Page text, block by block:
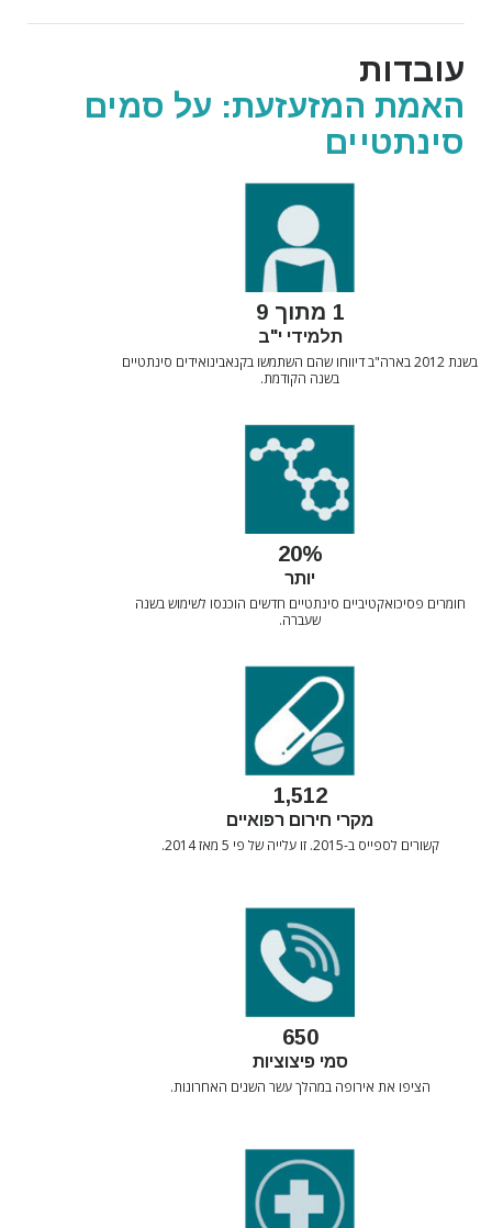
עובדות
האמת המזעזעת: על סמים
סינתטיים
1 מתוך 9
תלמידי י"ב
בשנת 2012 בארה"ב דיווחו שהם השתמשו בקנאבינואידים סינתטיים
בשנה הקודמת.
20%
יותר
חומרים פסיכואקטיביים סינתטיים חדשים הוכנסו לשימוש בשנה
שעברה.
1,512
מקרי חירום רפואיים
קשורים לספייס ב-2015. זו עלייה של פי 5 מאז 2014.
650
סמי פיצוציות
הציפו את אירופה במהלך עשר השנים האחרונות.